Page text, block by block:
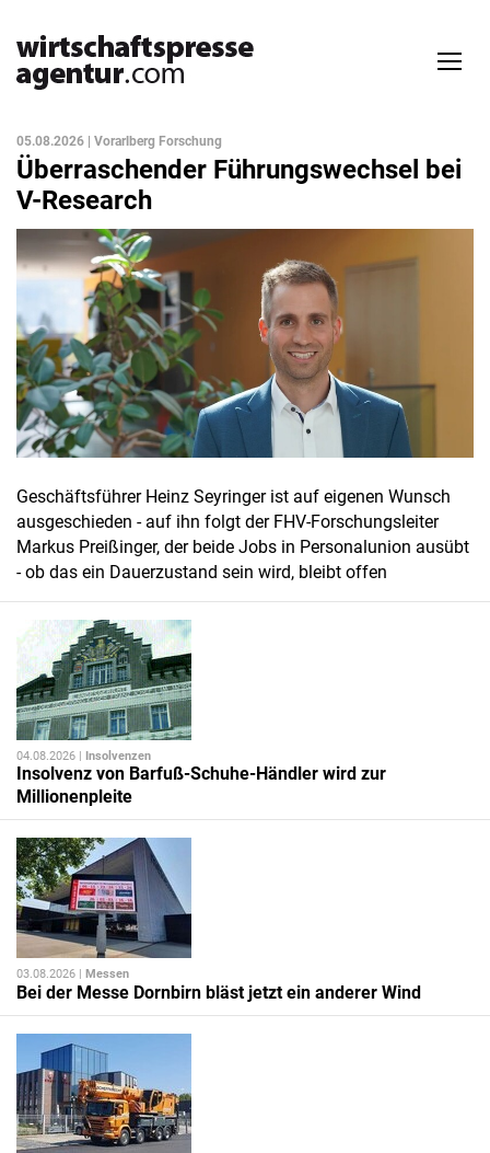
05.08.2026 | Vorarlberg Forschung
Überraschender Führungswechsel bei
V-Research
Geschäftsführer Heinz Seyringer ist auf eigenen Wunsch
ausgeschieden - auf ihn folgt der FHV-Forschungsleiter
Markus Preißinger, der beide Jobs in Personalunion ausübt
- ob das ein Dauerzustand sein wird, bleibt offen
04.08.2026 | Insolvenzen
Insolvenz von Barfuß-Schuhe-Händler wird zur
Millionenpleite
03.08.2026 | Messen
Bei der Messe Dornbirn bläst jetzt ein anderer Wind